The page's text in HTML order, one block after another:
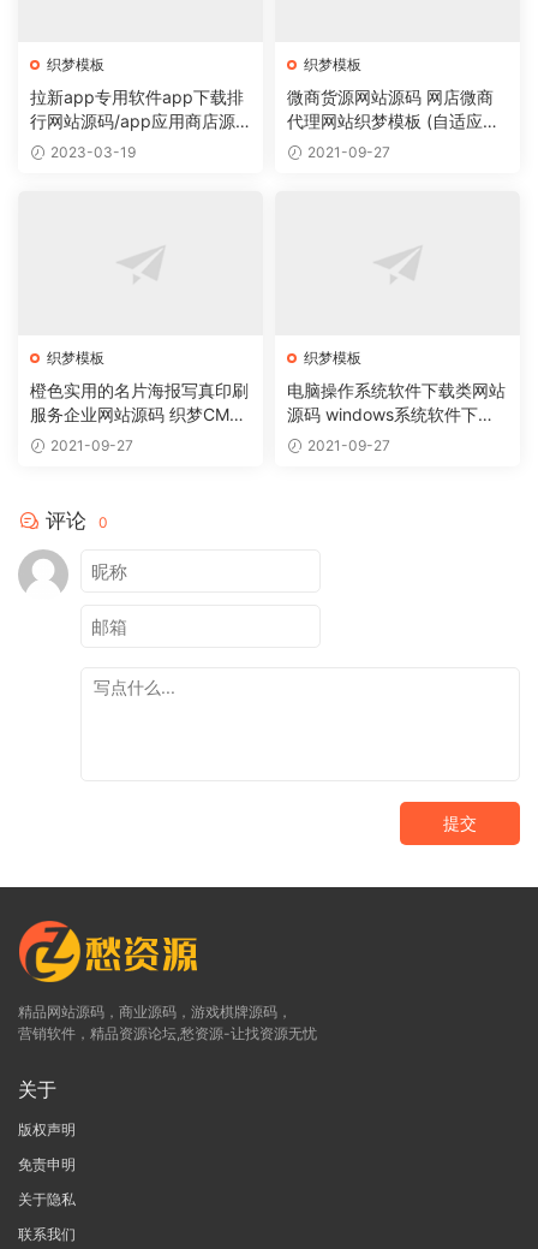
织梦模板
拉新app专用软件app下载排
行网站源码/app应用商店源
码 2023-03-19
织梦模板
微商货源网站源码 网店微商
代理网站织梦模板 (自适应手
机版)2021-09-27
织梦模板
橙色实用的名片海报写真印刷
服务企业网站源码 织梦CMS
模板2021-09-27
织梦模板
电脑操作系统软件下载类网站
源码 windows系统软件下载
网站织梦模板
2021-09-27
评论 0
提交
精品网站源码，商业源码，游戏棋牌源码，
营销软件，精品资源论坛,愁资源-让找资源无忧
关于
版权声明
免责申明
关于隐私
联系我们